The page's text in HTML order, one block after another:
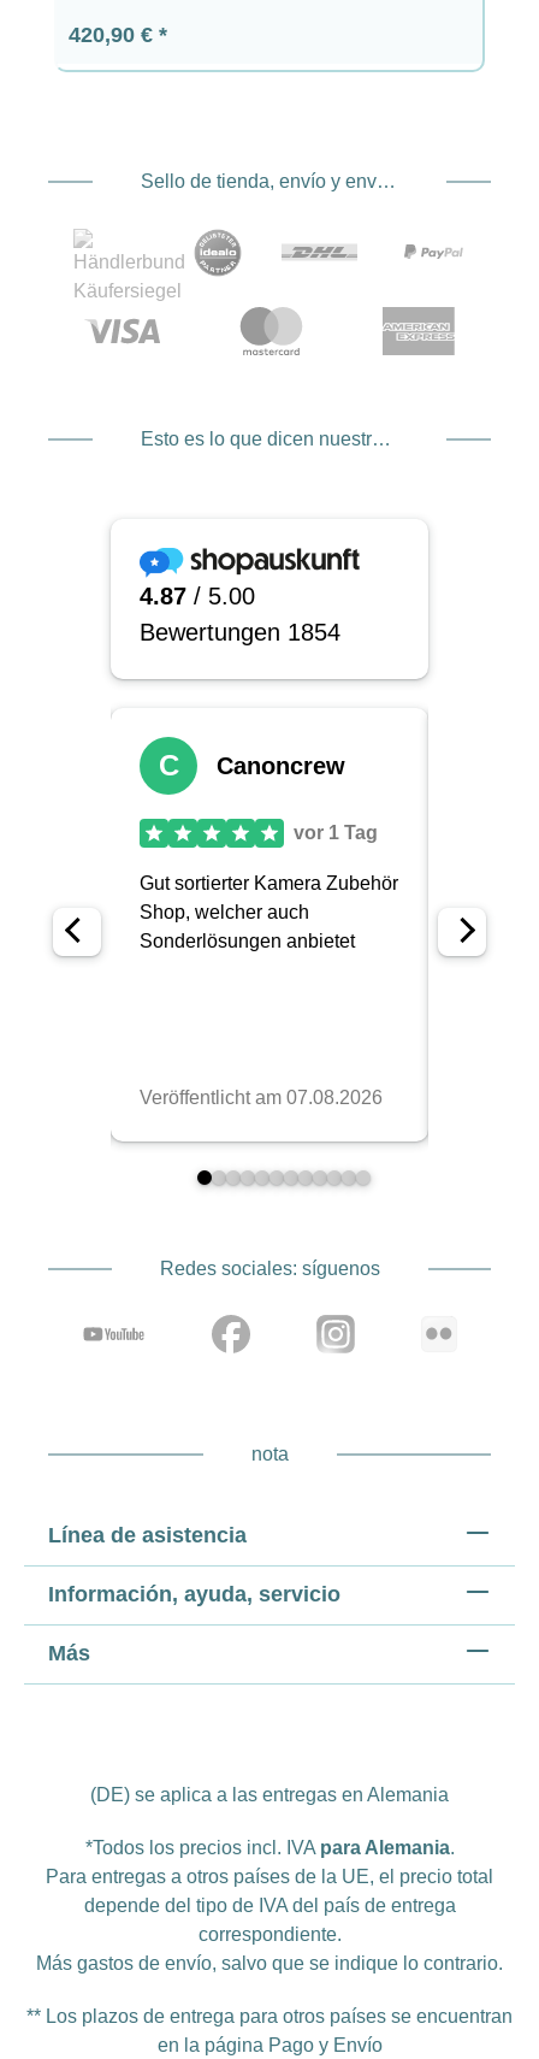
Precio normal:
420,90 €
Sello de tienda, envío y envío. Proveedor de servicios de pago
Esto es lo que dicen nuestros clientes
Redes sociales: síguenos
nota
Línea de asistencia
Información, ayuda, servicio
Más
(DE) se aplica a las entregas en Alemania
*Todos los precios incl. IVA para Alemania.
Para entregas a otros países de la UE, el precio total
depende del tipo de IVA del país de entrega
correspondiente.
Más gastos de envío, salvo que se indique lo contrario.
** Los plazos de entrega para otros países se encuentran
en la página Pago y Envío